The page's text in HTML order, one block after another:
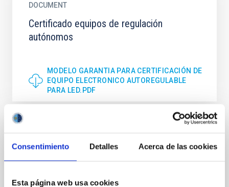
Consentimiento Detalles Acerca de las cookies
Esta página web usa cookies
DOCUMENT
Certificado equipos de regulación
autónomos
MODELO GARANTIA PARA CERTIFICACIÓN DE
EQUIPO ELECTRONICO AUTOREGULABLE
PARA LED.PDF
DOCUMENT
Criterios de referencia de las luminarias
relativos al %FHS (según REGLAMENTO CE
245/2009)